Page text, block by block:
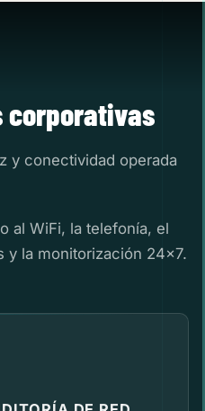
corporativas
y conectividad operada
al WiFi, la telefonía, el
y la monitorización 24×7.